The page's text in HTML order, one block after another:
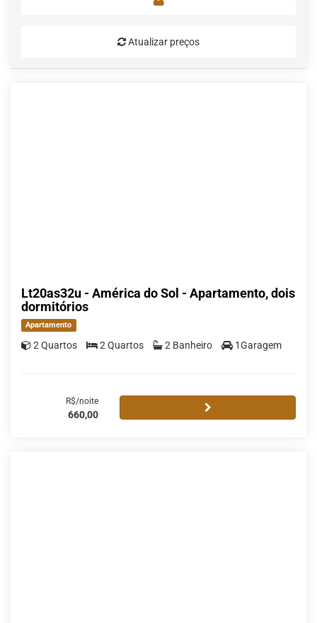
Atualizar preços
Lt20as32u - América do Sol - Apartamento, dois
dormitórios
Apartamento
2 Quartos 2 Quartos 2 Banheiro 1Garagem
R$/noite
660,00